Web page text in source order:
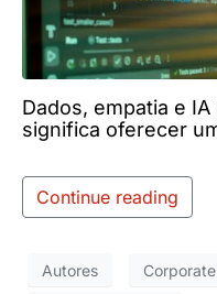
Dados, empatia e
significa oferecer
Continue reading
Autores Corporate